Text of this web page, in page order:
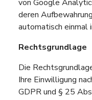
von Google
deren
automatisch einmal
Rechtsgrundlage
Die
Ihre Einwilligung
GDPR und § 25